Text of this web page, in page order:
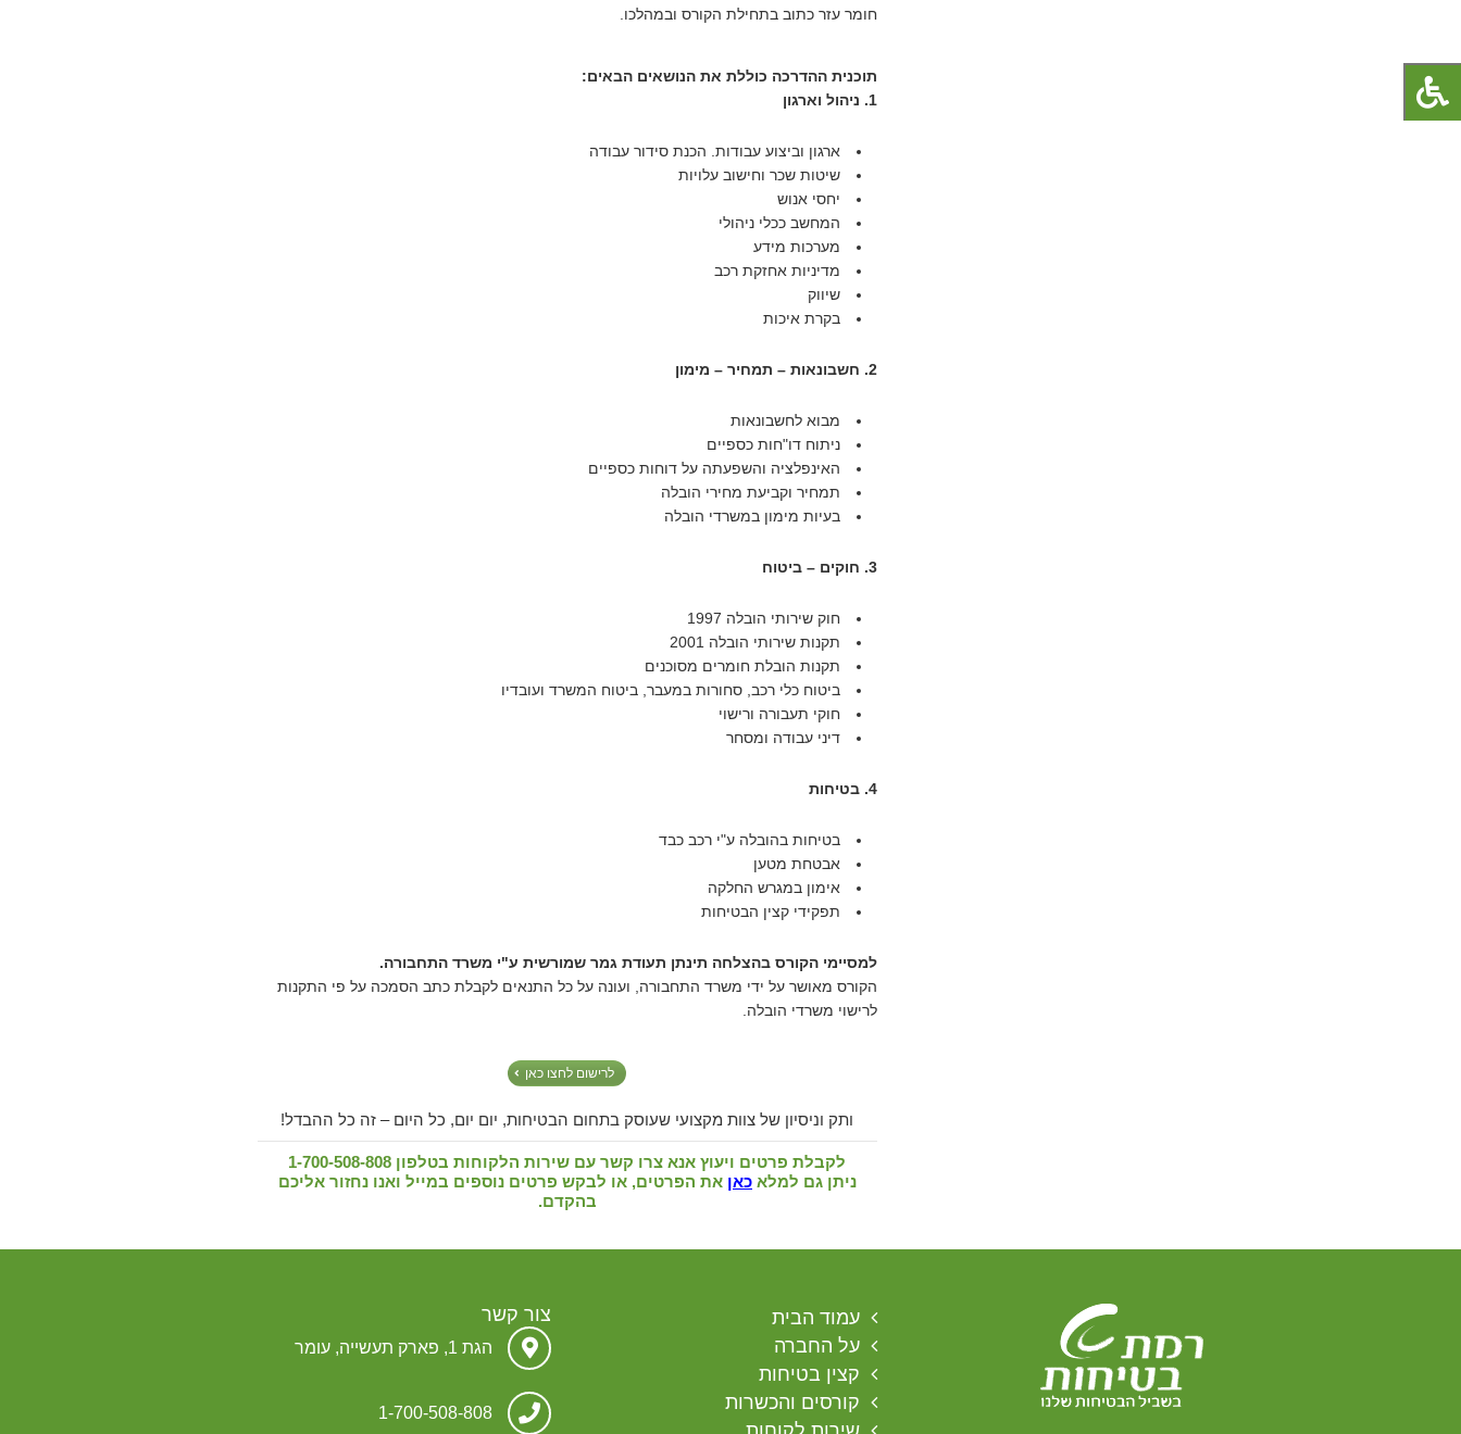
חומר עזר כתוב בתחילת הקורס ובמהלכו.
תוכנית ההדרכה כוללת את הנושאים הבאים:
1. ניהול וארגון
ארגון וביצוע עבודות. הכנת סידור עבודה
שיטות שכר וחישוב עלויות
יחסי אנוש
המחשב ככלי ניהולי
מערכות מידע
מדיניות אחזקת רכב
שיווק
בקרת איכות
2. חשבונאות – תמחיר – מימון
מבוא לחשבונאות
ניתוח דו"חות כספיים
האינפלציה והשפעתה על דוחות כספיים
תמחיר וקביעת מחירי הובלה
בעיות מימון במשרדי הובלה
3. חוקים – ביטוח
חוק שירותי הובלה 1997
תקנות שירותי הובלה 2001
תקנות הובלת חומרים מסוכנים
ביטוח כלי רכב, סחורות במעבר, ביטוח המשרד ועובדיו
חוקי תעבורה ורישוי
דיני עבודה ומסחר
4. בטיחות
בטיחות בהובלה ע"י רכב כבד
אבטחת מטען
אימון במגרש החלקה
תפקידי קצין הבטיחות
למסיימי הקורס בהצלחה תינתן תעודת גמר שמורשית ע"י משרד התחבורה.
הקורס מאושר על ידי משרד התחבורה, ועונה על כל התנאים לקבלת כתב הסמכה על פי התקנות
לרישוי משרדי הובלה.
לרישום לחצו כאן
ותק וניסיון של צוות מקצועי שעוסק בתחום הבטיחות, יום יום, כל היום – זה כל ההבדל!
לקבלת פרטים ויעוץ אנא צרו קשר עם שירות הלקוחות בטלפון 1-700-508-808
ניתן גם למלאכאן את הפרטים, או לבקש פרטים נוספים במייל ואנו נחזור אליכם
בהקדם.
עמוד הבית
על החברה
קצין בטיחות
קורסים והכשרות
צור קשר
הגת 1, פארק תעשייה, עומר
1-700-508-808